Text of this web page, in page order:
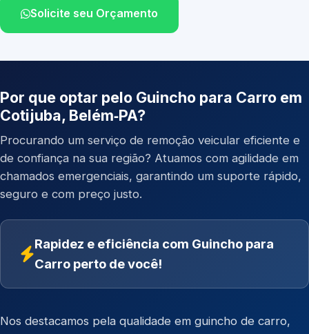
Solicite seu Orçamento
Por que optar pelo Guincho para Carro em
Cotijuba, Belém‑PA?
Procurando um serviço de remoção veicular eficiente e
de confiança na sua região? Atuamos com agilidade em
chamados emergenciais, garantindo um suporte rápido,
seguro e com preço justo.
Rapidez e eficiência com Guincho para
Carro perto de você!
Nos destacamos pela qualidade em guincho de carro,